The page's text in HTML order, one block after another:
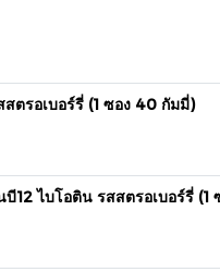
รอเบอร์รี่ (1 ซอง 40 กัมมี่)
ไบโอติน รสสตรอเบอร์รี่ (1